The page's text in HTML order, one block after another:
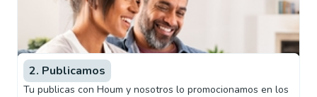
2. Publicamos
Tu publicas con Houm y nosotros lo promocionamos en los